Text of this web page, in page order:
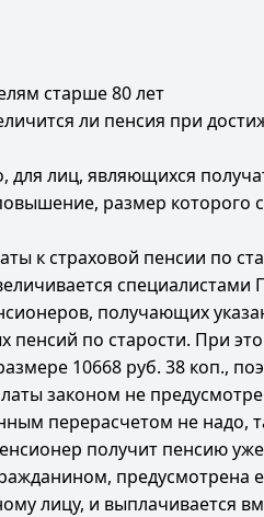
старше 80 лет
ли пенсия при
лиц, являющихся
размер которого
к страховой пенсии по
получающих
пенсий по старости. При
10668 руб. 38 коп.,
законом не
перерасчетом не надо,
получит пенсию
предусмотрена
лицу, и выплачивается